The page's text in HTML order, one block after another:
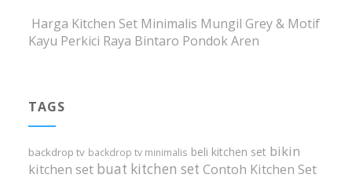
Harga Kitchen Set Minimalis Mungil Grey & Motif
Kayu Perkici Raya Bintaro Pondok Aren
TAGS
backdrop tv backdrop tv minimalis beli kitchen set bikin
kitchen set buat kitchen set Contoh Kitchen Set